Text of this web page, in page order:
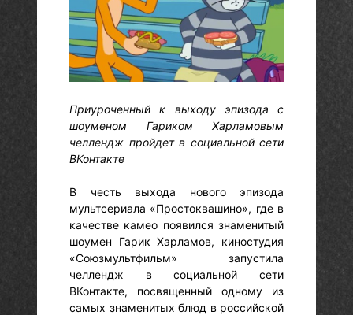
Приуроченный к выходу эпизода с
шоуменом Гариком Харламовым
челлендж пройдет в социальной сети
ВКонтакте
В честь выхода нового эпизода
мультсериала «Простоквашино», где в
качестве камео появился знаменитый
шоумен Гарик Харламов, киностудия
«Союзмультфильм» запустила
челлендж в социальной сети
ВКонтакте, посвященный одному из
самых знаменитых блюд в российской